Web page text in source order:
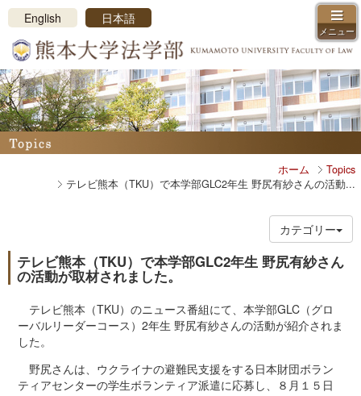
メニュー
English 日本語
ホーム
Topics
テレビ熊本（TKU）で本学部GLC2年生 野尻有紗さんの活動...
カテゴリー
テレビ熊本（TKU）で本学部GLC2年生 野尻有紗さん
の活動が取材されました。
テレビ熊本（TKU）のニュース番組にて、本学部GLC（グロ
ーバルリーダーコース）2年生 野尻有紗さんの活動が紹介されま
した。
野尻さんは、ウクライナの避難民支援をする日本財団ボラン
ティアセンターの学生ボランティア派遣に応募し、８月１５日
ホーム
学部長挨拶、沿革、ロゴマーク
教員紹介
コース・カリキュラム紹介
学科・コース制
授業紹介
学習環境
法学部振興会
入試情報
アドミッションポリシー
推薦入試制度
オープンキャンパス・体験入学